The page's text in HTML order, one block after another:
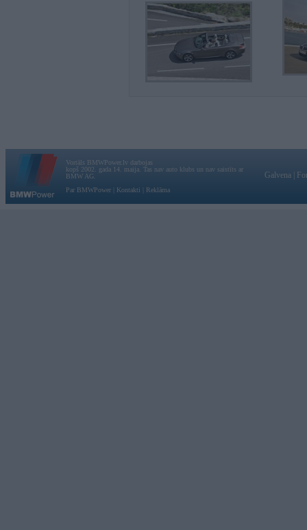
Vortāls BMWPower.lv darbojas
kopš 2002. gada 14. maija. Tas nav auto klubs un nav saistīts ar
BMW AG.
Par BMWPower
Kontakti Reklāma
Galvena